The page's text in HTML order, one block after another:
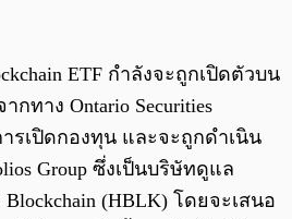
ETF กำลังจะถูกเปิดตัวบน
กทาง Ontario Securities
ารเปิดกองทุน และจะถูกดำเนิน
Group ซึ่งเป็นบริษัทดูแล
(HBLK) โดยจะเสนอ